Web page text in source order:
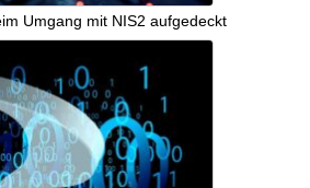
Umgang mit NIS2 aufgedeckt